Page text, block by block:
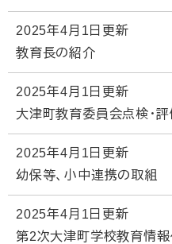
2025年4月1日更新
教育長の紹介
2025年4月1日更新
大津町教育委員会点検・評
2025年4月1日更新
幼保等、小中連携の取組
2025年4月1日更新
第2次大津町学校教育情